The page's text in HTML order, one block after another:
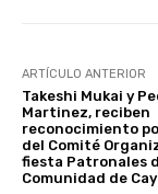
ARTÍCULO ANTERIOR
Takeshi Mukai y
Martinez, reciben
reconocimiento
del Comité
fiesta Patronales
Comunidad de